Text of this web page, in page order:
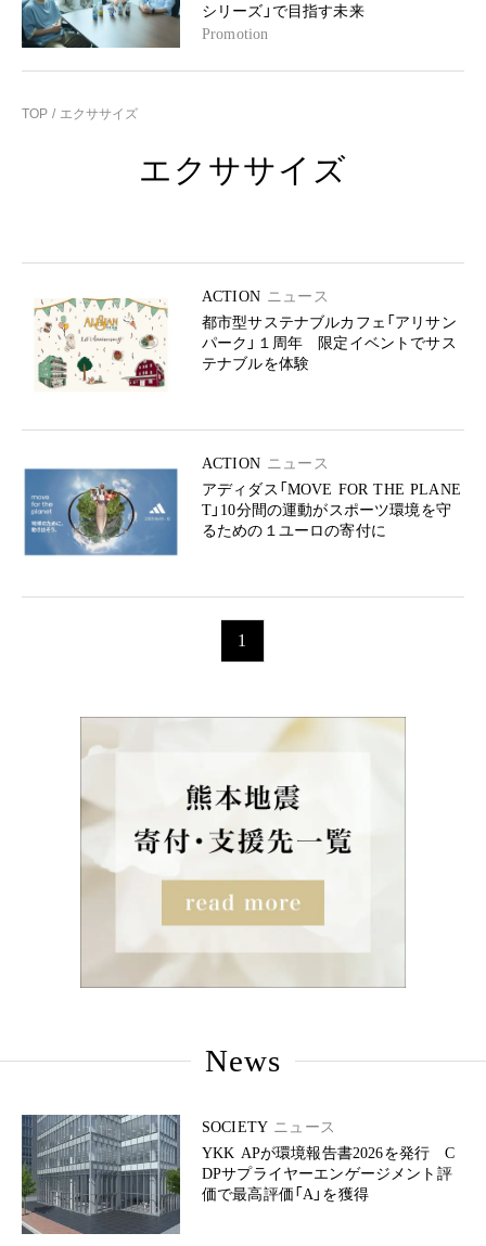
シリーズ」で目指す未来
Promotion
TOP エクササイズ
エクササイズ
ACTION ニュース
都市型サステナブルカフェ「アリサン
パーク」１周年 限定イベントでサス
テナブルを体験
ACTION ニュース
アディダス「MOVE FOR THE PLANE
T」10分間の運動がスポーツ環境を守
るための１ユーロの寄付に
1
News
SOCIETY ニュース
YKK APが環境報告書2026を発行 C
DPサプライヤーエンゲージメント評
価で最高評価「A」を獲得